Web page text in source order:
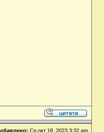
Ср окт 18, 2023 3:32 am